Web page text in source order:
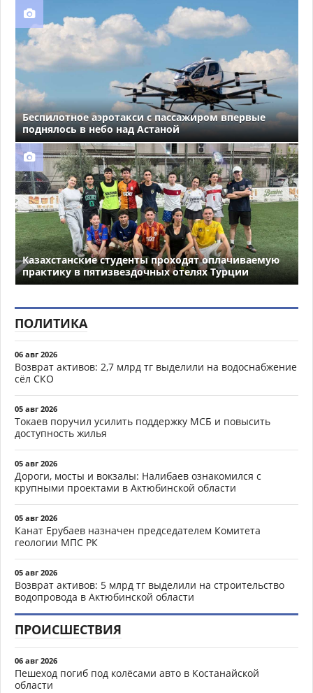
Беспилотное аэротакси с пассажиром впервые
поднялось в небо над Астаной
Казахстанские студенты проходят оплачиваемую
практику в пятизвездочных отелях Турции
ПОЛИТИКА
06 авг 2026
Возврат активов: 2,7 млрд тг выделили на водоснабжение
сёл СКО
05 авг 2026
Токаев поручил усилить поддержку МСБ и повысить
доступность жилья
05 авг 2026
Дороги, мосты и вокзалы: Налибаев ознакомился с
крупными проектами в Актюбинской области
05 авг 2026
Канат Ерубаев назначен председателем Комитета
геологии МПС РК
05 авг 2026
Возврат активов: 5 млрд тг выделили на строительство
водопровода в Актюбинской области
ПРОИСШЕСТВИЯ
06 авг 2026
Пешеход погиб под колёсами авто в Костанайской
области